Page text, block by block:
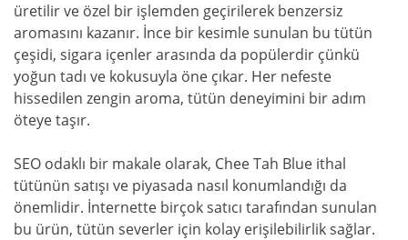
üretilir ve özel bir işlemden geçirilerek benzersiz
aromasını kazanır. İnce bir kesimle sunulan bu tütün
çeşidi, sigara içenler arasında da popülerdir çünkü
yoğun tadı ve kokusuyla öne çıkar. Her nefeste
hissedilen zengin aroma, tütün deneyimini bir adım
öteye taşır.
SEO odaklı bir makale olarak, Chee Tah Blue ithal
tütünün satışı ve piyasada nasıl konumlandığı da
önemlidir. İnternette birçok satıcı tarafından sunulan
bu ürün, tütün severler için kolay erişilebilirlik sağlar.